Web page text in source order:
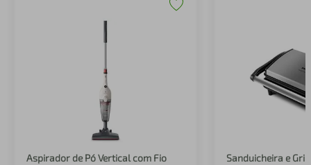
Aspirador de Pó Vertical com Fio
Sanduicheira e